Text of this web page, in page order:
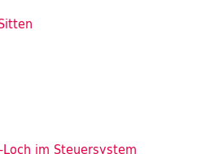
im Steuersystem